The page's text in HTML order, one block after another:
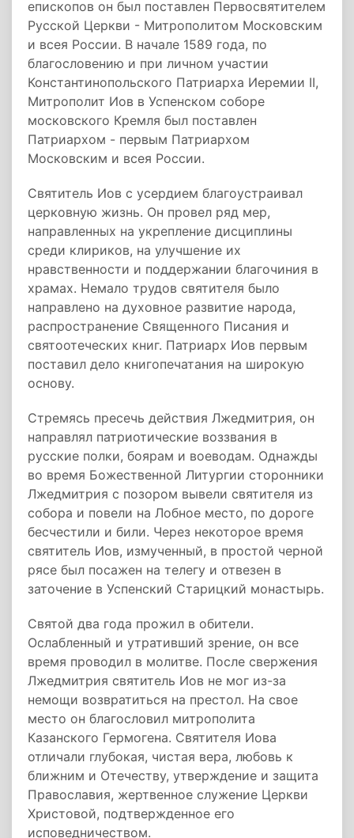
епископов он был поставлен Первосвятителем
Русской Церкви - Митрополитом Московским
и всея России. В начале 1589 года, по
благословению и при личном участии
Константинопольского Патриарха Иеремии II,
Митрополит Иов в Успенском соборе
московского Кремля был поставлен
Патриархом - первым Патриархом
Московским и всея России.
Святитель Иов с усердием благоустраивал
церковную жизнь. Он провел ряд мер,
направленных на укрепление дисциплины
среди клириков, на улучшение их
нравственности и поддержании благочиния в
храмах. Немало трудов святителя было
направлено на духовное развитие народа,
распространение Священного Писания и
святоотеческих книг. Патриарх Иов первым
поставил дело книгопечатания на широкую
основу.
Стремясь пресечь действия Лжедмитрия, он
направлял патриотические воззвания в
русские полки, боярам и воеводам. Однажды
во время Божественной Литургии сторонники
Лжедмитрия с позором вывели святителя из
собора и повели на Лобное место, по дороге
бесчестили и били. Через некоторое время
святитель Иов, измученный, в простой черной
рясе был посажен на телегу и отвезен в
заточение в Успенский Старицкий монастырь.
Святой два года прожил в обители.
Ослабленный и утративший зрение, он все
время проводил в молитве. После свержения
Лжедмитрия святитель Иов не мог из-за
немощи возвратиться на престол. На свое
место он благословил митрополита
Казанского Гермогена. Святителя Иова
отличали глубокая, чистая вера, любовь к
ближним и Отечеству, утверждение и защита
Православия, жертвенное служение Церкви
Христовой, подтвержденное его
исповедничеством.